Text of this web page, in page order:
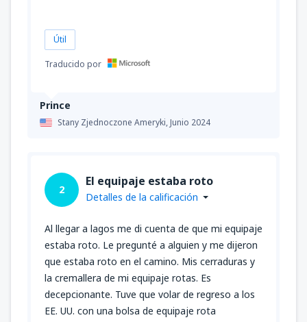
Prince
Stany Zjednoczone Ameryki,Junio 2024
Útil
Traducido por
2
El equipaje estaba roto
Detalles de la calificación
Al llegar a lagos me di cuenta de que mi equipaje
estaba roto. Le pregunté a alguien y me dijeron
que estaba roto en el camino. Mis cerraduras y
la cremallera de mi equipaje rotas. Es
decepcionante. Tuve que volar de regreso a los
EE. UU. con una bolsa de equipaje rota